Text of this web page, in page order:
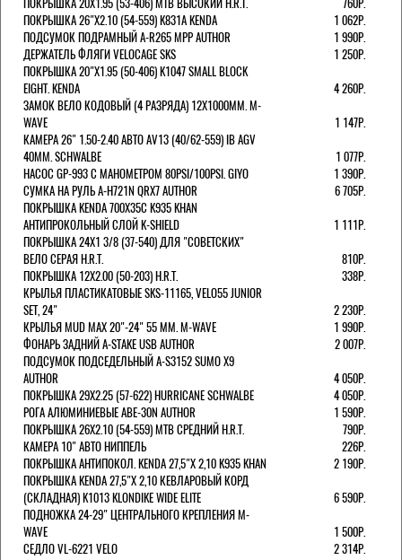
ПОКРЫШКА 26"Х2.10 (54-559) K831A KENDA
1 062Р.
ПОДСУМОК ПОДРАМНЫЙ A-R265 MPP AUTHOR
1 990Р.
ДЕРЖАТЕЛЬ ФЛЯГИ VELOCAGE SKS
1 250Р.
ПОКРЫШКА 20"Х1.95 (50-406) K1047 SMALL BLOCK
EIGHT. KENDA
4 260Р.
ЗАМОК ВЕЛО КОДОВЫЙ (4 РАЗРЯДА) 12Х1000ММ. M-
WAVE
1 147Р.
КАМЕРА 26" 1.50-2.40 АВТО AV13 (40/62-559) IB AGV
40MM. SCHWALBE
1 077Р.
НАСОС GP-993 С МАНОМЕТРОМ 80PSI/100PSI. GIYO
1 390Р.
СУМКА НА РУЛЬ A-H721N QRX7 AUTHOR
6 705Р.
ПОКРЫШКА KENDA 700Х35С K935 KHAN
АНТИПРОКОЛЬНЫЙ СЛОЙ K-SHIELD
1 111Р.
ПОКРЫШКА 24X1 3/8 (37-540) ДЛЯ "СОВЕТСКИХ"
ВЕЛО СЕРАЯ H.R.T.
810Р.
ПОКРЫШКА 12X2.00 (50-203) H.R.T.
338Р.
КРЫЛЬЯ ПЛАСТИКАТОВЫЕ SKS-11165, VELO55 JUNIOR
SET, 24"
2 230Р.
КРЫЛЬЯ MUD MAX 20"-24" 55 ММ. M-WAVE
1 990Р.
ФОНАРЬ ЗАДНИЙ A-STAKE USB AUTHOR
2 007Р.
ПОДСУМОК ПОДСЕДЕЛЬНЫЙ A-S3152 SUMO X9
AUTHOR
4 050Р.
ПОКРЫШКА 29X2.25 (57-622) HURRICANE SCHWALBE
4 050Р.
РОГА АЛЮМИНИЕВЫЕ ABE-30N AUTHOR
1 590Р.
ПОКРЫШКА 26X2.10 (54-559) MTB СРЕДНИЙ H.R.T.
790Р.
КАМЕРА 10" АВТО НИППЕЛЬ
226Р.
ПОКРЫШКА АНТИПОКОЛ. KENDA 27,5"Х 2,10 K935 KHAN
2 190Р.
ПОКРЫШКА KENDA 27,5"Х 2,10 КЕВЛАРОВЫЙ КОРД
(СКЛАДНАЯ) K1013 KLONDIKE WIDE ELITE
6 590Р.
ПОДНОЖКА 24-29" ЦЕНТРАЛЬНОГО КРЕПЛЕНИЯ M-
WAVE
1 500Р.
СЕДЛО VL-6221 VELO
2 314Р.